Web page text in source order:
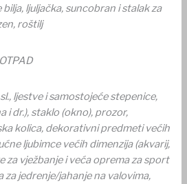
ljuljačka, suncobran i stalak za
roštilj
ljestve i samostojeće stepenice,
i dr.), staklo (okno), prozor,
kolica, dekorativni predmeti većih
ljubimce većih dimenzija (akvarij,
za vježbanje i veća oprema za sport
za jedrenje/jahanje na valovima,